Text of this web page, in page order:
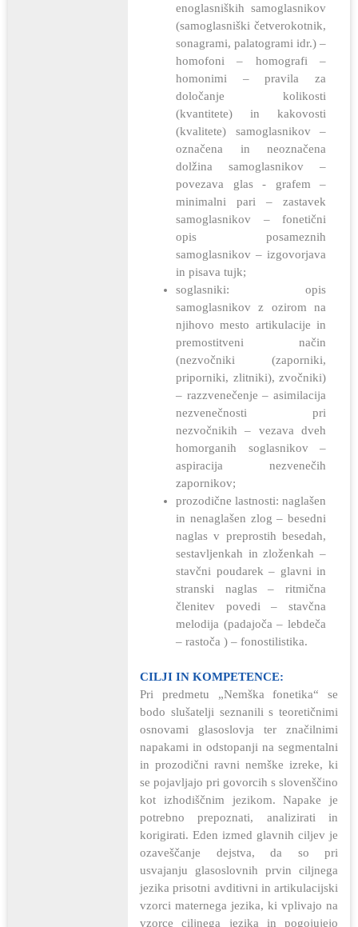
enoglasniških samoglasnikov
(samoglasniški četverokotnik,
sonagrami, palatogrami idr.) –
homofoni – homografi –
homonimi – pravila za
določanje kolikosti
(kvantitete) in kakovosti
(kvalitete) samoglasnikov –
označena in neoznačena
dolžina samoglasnikov –
povezava glas - grafem –
minimalni pari – zastavek
samoglasnikov – fonetični
opis posameznih
samoglasnikov – izgovorjava
in pisava tujk;
soglasniki: opis
samoglasnikov z ozirom na
njihovo mesto artikulacije in
premostitveni način
(nezvočniki (zaporniki,
priporniki, zlitniki), zvočniki)
– razzvenečenje – asimilacija
nezvenečnosti pri
nezvočnikih – vezava dveh
homorganih soglasnikov –
aspiracija nezvenečih
zapornikov;
prozodične lastnosti: naglašen
in nenaglašen zlog – besedni
naglas v preprostih besedah,
sestavljenkah in zloženkah –
stavčni poudarek – glavni in
stranski naglas – ritmična
členitev povedi – stavčna
melodija (padajoča – lebdeča
– rastoča ) – fonostilistika.
CILJI IN KOMPETENCE:
Pri predmetu „Nemška fonetika“ se
bodo slušatelji seznanili s teoretičnimi
osnovami glasoslovja ter značilnimi
napakami in odstopanji na segmentalni
in prozodični ravni nemške izreke, ki
se pojavljajo pri govorcih s slovenščino
kot izhodiščnim jezikom. Napake je
potrebno prepoznati, analizirati in
korigirati. Eden izmed glavnih ciljev je
ozaveščanje dejstva, da so pri
usvajanju glasoslovnih prvin ciljnega
jezika prisotni avditivni in artikulacijski
vzorci maternega jezika, ki vplivajo na
vzorce ciljnega jezika in pogojujejo